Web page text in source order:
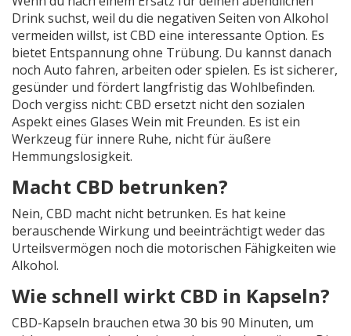
Drink suchst, weil du die negativen Seiten von Alkohol
vermeiden willst, ist CBD eine interessante Option. Es
bietet Entspannung ohne Trübung. Du kannst danach
noch Auto fahren, arbeiten oder spielen. Es ist sicherer,
gesünder und fördert langfristig das Wohlbefinden.
Doch vergiss nicht: CBD ersetzt nicht den sozialen
Aspekt eines Glases Wein mit Freunden. Es ist ein
Werkzeug für innere Ruhe, nicht für äußere
Hemmungslosigkeit.
Macht CBD betrunken?
Nein, CBD macht nicht betrunken. Es hat keine
berauschende Wirkung und beeinträchtigt weder das
Urteilsvermögen noch die motorischen Fähigkeiten wie
Alkohol.
Wie schnell wirkt CBD in Kapseln?
CBD-Kapseln brauchen etwa 30 bis 90 Minuten, um